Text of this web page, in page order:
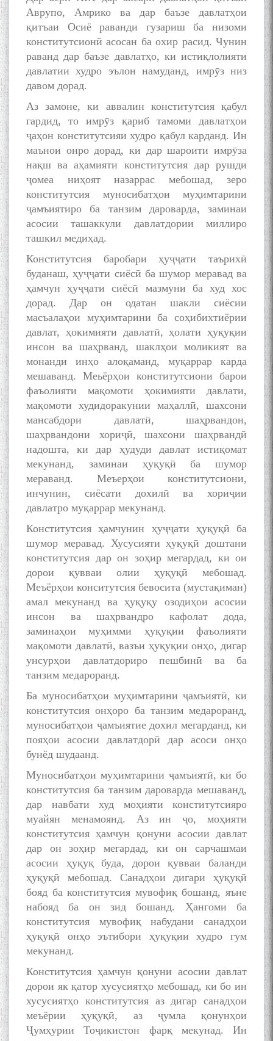
Аврупо, Амрико ва дар баъзе давлатҳои
қитъаи Осиё раванди гузариш ба низоми
конститутсионӣ асосан ба охир расид. Чунин
раванд дар баъзе давлатҳо, ки истиқлолияти
давлатии худро эълон намуданд, имрӯз низ
давом дорад.
Аз замоне, ки аввалин конститутсия қабул
гардид, то имрӯз қариб тамоми давлатҳои
ҷаҳон конститутсияи худро қабул карданд. Ин
маънои онро дорад, ки дар шароити имрӯза
нақш ва аҳамияти конститутсия дар рушди
ҷомеа ниҳоят назаррас мебошад, зеро
конститутсия муносибатҳои муҳимтарини
ҷамъиятиро ба танзим дароварда, заминаи
асосии ташаккули давлатдории миллиро
ташкил медиҳад.
Конститутсия баробари ҳуҷҷати таърихӣ
буданаш, ҳуҷҷати сиёсӣ ба шумор меравад ва
ҳамчун ҳуҷҷати сиёсӣ мазмуни ба худ хос
дорад. Дар он одатан шакли сиёсии
масъалаҳои муҳимтарини ба соҳибихтиёрии
давлат, ҳокимияти давлатӣ, ҳолати ҳуқуқии
инсон ва шаҳрванд, шаклҳои моликият ва
монанди инҳо алоқаманд, муқаррар карда
мешаванд. Меьёрҳои конститутсиони барои
фаъолияти мақомоти ҳокимияти давлати,
мақомоти худидоракунии маҳаллӣ, шахсони
мансабдори давлатӣ, шаҳрвандон,
шаҳрвандони хориҷӣ, шахсони шаҳрвандӣ
надошта, ки дар ҳудуди давлат истиқомат
мекунанд, заминаи ҳуқуқӣ ба шумор
мераванд. Меъерҳои конститутсиони,
инчунин, сиёсати дохилӣ ва хориҷии
давлатро муқаррар мекунанд.
Конститутсия ҳамчунин ҳуҷҷати ҳуқуқӣ ба
шумор меравад. Хусусияти ҳуқуқӣ доштани
конститутсия дар он зоҳир мегардад, ки ои
дорои қувваи олии ҳуқуқӣ мебошад.
Меъёрҳои конситутсия бевосита (мустақиман)
амал мекунанд ва ҳуқуқу озодиҳои асосии
инсон ва шаҳрвандро кафолат дода,
заминаҳои муҳимми ҳуқуқии фаъолияти
мақомоти давлатӣ, вазъи ҳуқуқии онҳо, дигар
унсурҳои давлатдориро пешбинӣ ва ба
танзим медароранд.
Ба муносибатҳои муҳимтарини ҷамъиятӣ, ки
конститутсия онҳоро ба танзим медароранд,
муносибатҳои ҷамъиятие дохил мегарданд, ки
пояҳои асосии давлатдорӣ дар асоси онҳо
бунёд шудаанд.
Муносибатҳои муҳимтарини ҷамъиятӣ, ки бо
конститутсия ба танзим дароварда мешаванд,
дар навбати худ моҳияти конститутсияро
муайян менамоянд. Аз ин ҷо, моҳияти
конститутсия ҳамчун қонуни асосии давлат
дар он зоҳир мегардад, ки он сарчашмаи
асосии ҳуқуқ буда, дорои қувваи баланди
ҳуқуқӣ мебошад. Санадҳои дигари ҳуқуқӣ
бояд ба конститутсия мувофиқ бошанд, яъне
набояд ба он зид бошанд. Ҳангоми ба
конститутсия мувофиқ набудани санадҳои
ҳуқуқӣ онҳо эътибори ҳуқуқии худро гум
мекунанд.
Конститутсия ҳамчун қонуни асосии давлат
дорои як қатор хусусиятҳо мебошад, ки бо ин
хусусиятҳо конститутсия аз дигар санадҳои
меъёрии ҳуқуқӣ, аз ҷумла қонунҳои
Ҷумҳурии Тоҷикистон фарқ мекунад. Ин
БА МУНОСИБАТИ
БУЗУРГДОШТИ РӮЗИ РӮДАКӢ